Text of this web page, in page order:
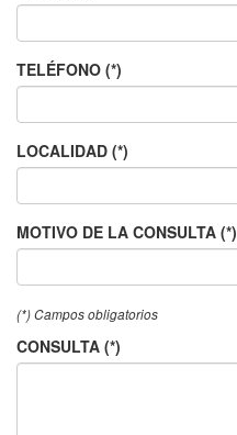
TELÉFONO (*)
LOCALIDAD (*)
MOTIVO DE LA CONSULTA (*)
(*) Campos obligatorios
CONSULTA (*)